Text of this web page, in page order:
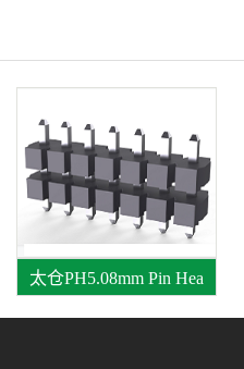
太仓PH5.08mm Pin Hea